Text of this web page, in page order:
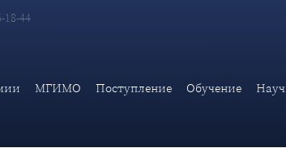
18-44
МГИМО Поступление Обучение